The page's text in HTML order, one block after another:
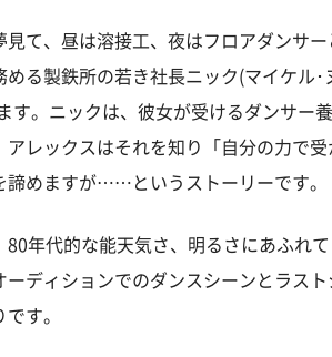
て、昼は溶接工、夜はフロアダンサー
る製鉄所の若き社長ニック(マイケル･
す。ニックは、彼女が受けるダンサー
レックスはそれを知り「自分の力で受
諦めますが……というストーリーです。
年代的な能天気さ、明るさにあふれて
ディションでのダンスシーンとラスト
す。